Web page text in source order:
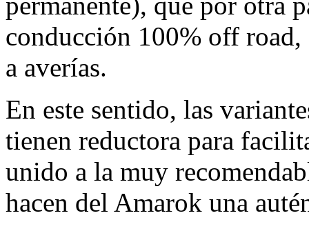
conducción 100% off road,
a averías.
En este sentido, las
tienen reductora para
unido a la muy
hacen del Amarok una